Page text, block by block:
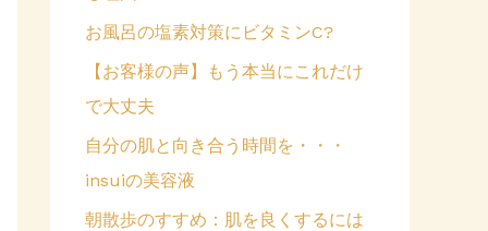
お風呂の塩素対策にビタミンC?
【お客様の声】もう本当にこれだけ
で大丈夫
自分の肌と向き合う時間を・・・
insuiの美容液
朝散歩のすすめ：肌を良くするには